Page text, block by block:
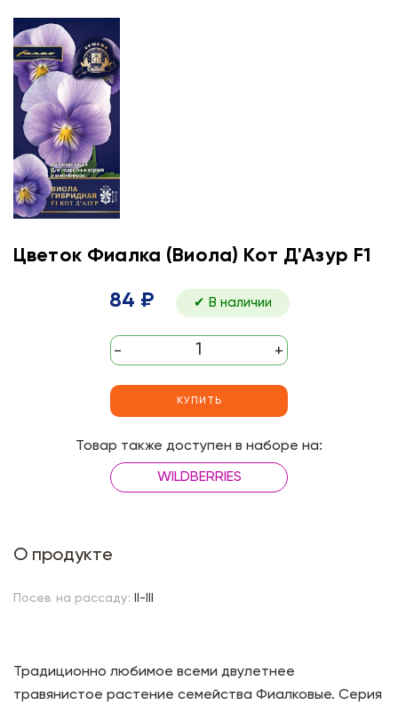
Цветок Фиалка (Виола) Кот Д'Азур F1
84 ₽ ✔ В наличии
- +
КУПИТЬ
Товар также доступен в наборе на:
WILDBERRIES
О продукте
Посев на рассаду: II-III
Традиционно любимое всеми двулетнее
травянистое растение семейства Фиалковые. Серия